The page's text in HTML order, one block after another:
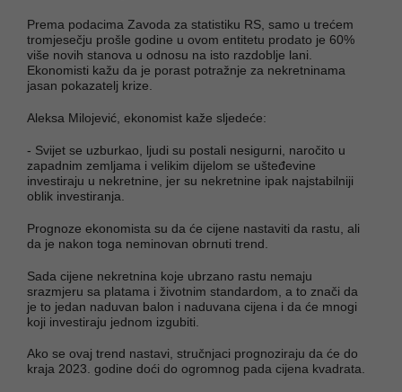
Prema podacima Zavoda za statistiku RS, samo u trećem
tromjesečju prošle godine u ovom entitetu prodato je 60%
više novih stanova u odnosu na isto razdoblje lani.
Ekonomisti kažu da je porast potražnje za nekretninama
jasan pokazatelj krize.
Aleksa Milojević, ekonomist kaže sljedeće:
- Svijet se uzburkao, ljudi su postali nesigurni, naročito u
zapadnim zemljama i velikim dijelom se ušteđevine
investiraju u nekretnine, jer su nekretnine ipak najstabilniji
oblik investiranja.
Prognoze ekonomista su da će cijene nastaviti da rastu, ali
da je nakon toga neminovan obrnuti trend.
Sada cijene nekretnina koje ubrzano rastu nemaju
srazmjeru sa platama i životnim standardom, a to znači da
je to jedan naduvan balon i naduvana cijena i da će mnogi
koji investiraju jednom izgubiti.
Ako se ovaj trend nastavi, stručnjaci prognoziraju da će do
kraja 2023. godine doći do ogromnog pada cijena kvadrata.